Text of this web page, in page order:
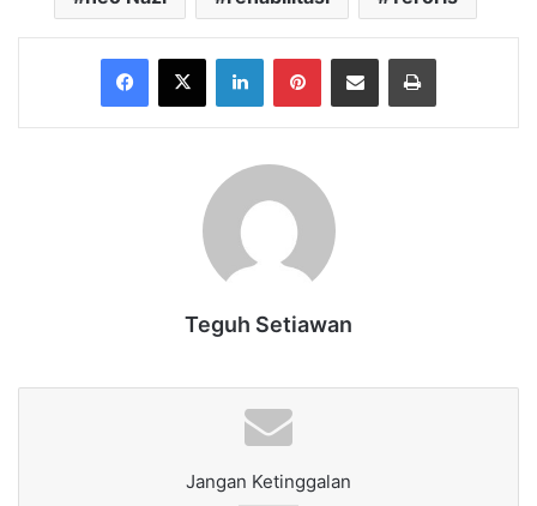
Facebook
X LinkedInPinterestShare via Email Print
Teguh Setiawan
Jangan Ketinggalan